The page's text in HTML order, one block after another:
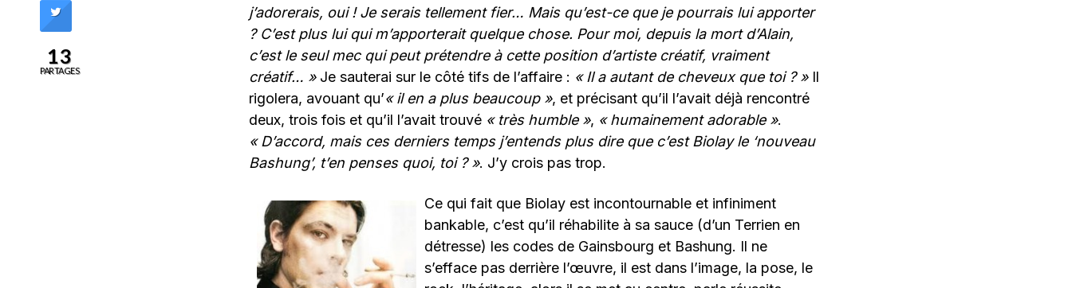
j’adorerais, oui ! Je serais tellement fier… Mais qu’est-ce que je pourrais lui apporter
? C’est plus lui qui m’apporterait quelque chose. Pour moi, depuis la mort d’Alain,
c’est le seul mec qui peut prétendre à cette position d’artiste créatif, vraiment
créatif… »Je sauterai sur le côté tifs de l’affaire : « Il a autant de cheveux que toi ? »Il
rigolera, avouant qu’« il en a plus beaucoup », et précisant qu’il l’avait déjà rencontré
deux, trois fois et qu’il l’avait trouvé « très humble », « humainement adorable ».
« D’accord, mais ces derniers temps j’entends plus dire que c’est Biolay le ‘nouveau
Bashung’, t’en penses quoi, toi ? ». J’y crois pas trop.
Ce qui fait que Biolay est incontournable et infiniment
bankable, c’est qu’il réhabilite à sa sauce (d’un Terrien en
détresse) les codes de Gainsbourg et Bashung. Il ne
s’efface pas derrière l’œuvre, il est dans l’image, la pose, le
13
PARTAGES